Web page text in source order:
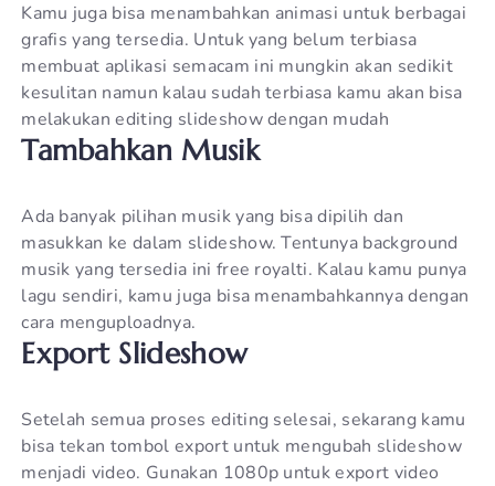
Kamu juga bisa menambahkan animasi untuk berbagai
grafis yang tersedia. Untuk yang belum terbiasa
membuat aplikasi semacam ini mungkin akan sedikit
kesulitan namun kalau sudah terbiasa kamu akan bisa
melakukan editing slideshow dengan mudah
Tambahkan Musik
Ada banyak pilihan musik yang bisa dipilih dan
masukkan ke dalam slideshow. Tentunya background
musik yang tersedia ini free royalti. Kalau kamu punya
lagu sendiri, kamu juga bisa menambahkannya dengan
cara menguploadnya.
Export Slideshow
Setelah semua proses editing selesai, sekarang kamu
bisa tekan tombol export untuk mengubah slideshow
menjadi video. Gunakan 1080p untuk export video